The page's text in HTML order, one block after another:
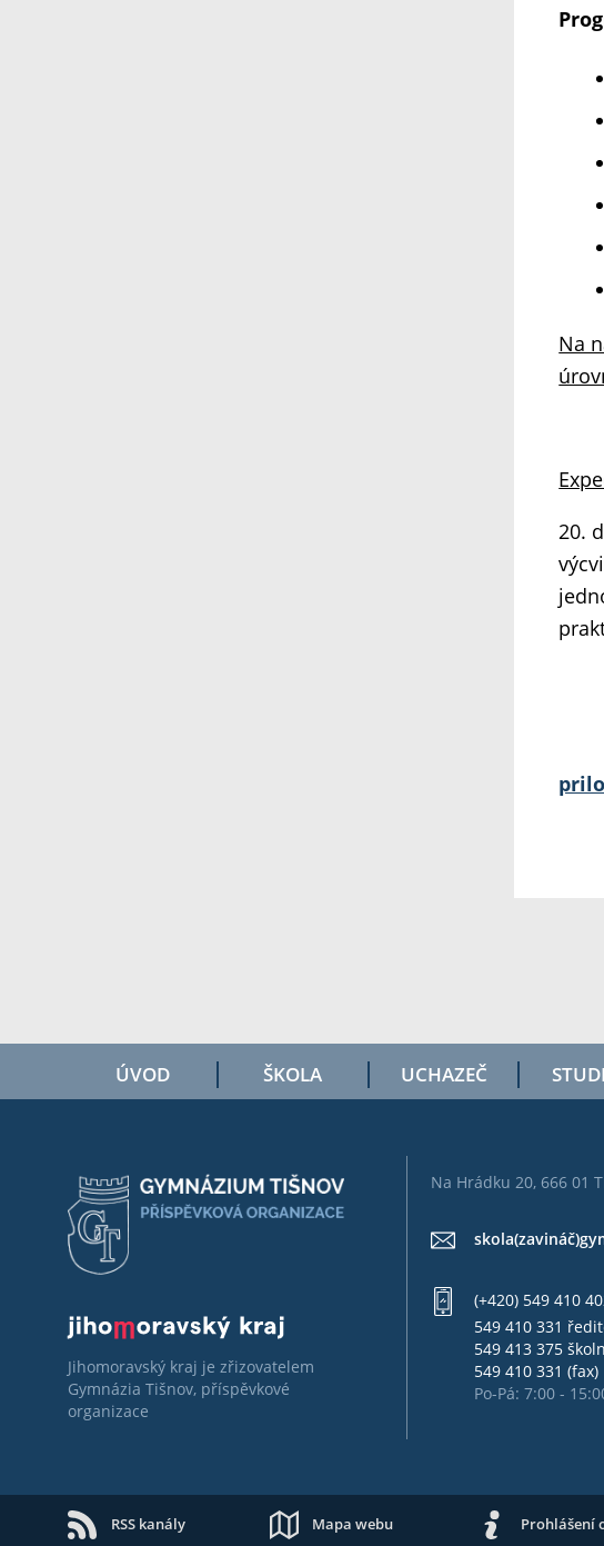
Na
20.
ÚVOD ŠKOLA UCHAZEČ
Jihomoravský kraj je zřizovatelem
Gymnázia Tišnov, příspěvkové
organizace
Na Hrádku 20, 666 01
(+420) 549 410
549 410 331
549 413 375
549 410 331 (fax)
Po-Pá: 7:00 -
RSS kanály Mapa webu Prohlášení